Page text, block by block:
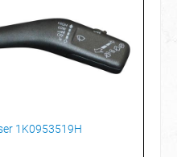
1K0953519H